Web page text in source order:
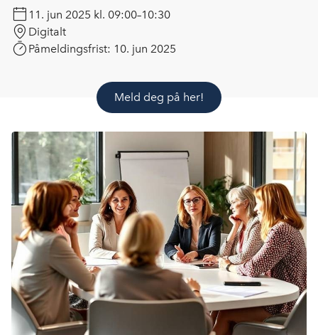
11. jun 2025 kl. 09:00–10:30
Digitalt
Påmeldingsfrist: 10. jun 2025
Meld deg på her!